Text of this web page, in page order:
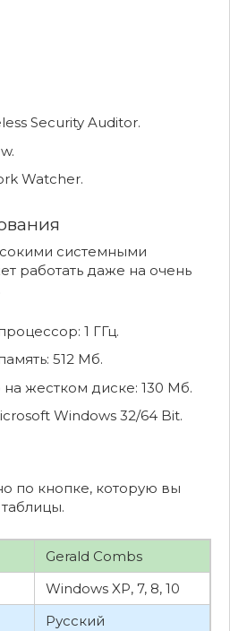
Security Auditor.
Watcher.
системными
работать даже на очень
1 ГГц.
512 Мб.
жестком диске: 130 Мб.
Windows 32/64 Bit.
по кнопке, которую вы
Gerald Combs
Windows XP, 7, 8, 10
Русский